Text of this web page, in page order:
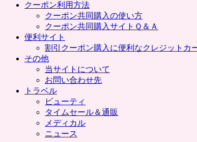
クーポン利用方法
クーポン共同購入の使い方
クーポン共同購入サイトＱ＆Ａ
便利サイト
割引クーポン購入に便利なクレジットカ
その他
当サイトについて
お問い合わせ先
トラベル
ビューティ
タイムセール＆通販
メディカル
ニュース